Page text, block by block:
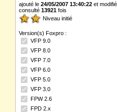
ajouté le 24/05/2007 13:40:22et
consulté 13921fois
Niveau initié
Version(s) Foxpro :
VFP 9.0
VFP 8.0
VFP 7.0
VFP 6.0
VFP 5.0
VFP 3.0
FPW 2.6
FPD 2.x